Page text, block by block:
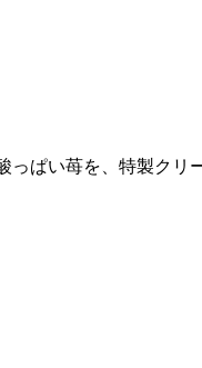
ぱい苺を、特製クリ